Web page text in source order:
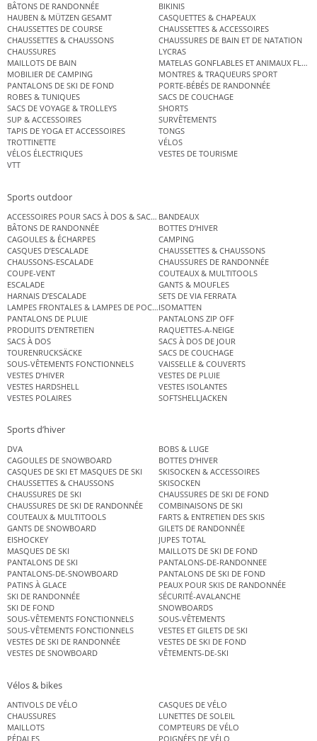
BÂTONS DE RANDONNÉE
BIKINIS
HAUBEN & MÜTZEN GESAMT
CASQUETTES & CHAPEAUX
CHAUSSETTES DE COURSE
CHAUSSETTES & ACCESSOIRES
CHAUSSETTES & CHAUSSONS
CHAUSSURES DE BAIN ET DE NATATION
CHAUSSURES
LYCRAS
MAILLOTS DE BAIN
MATELAS GONFLABLES ET ANIMAUX
MOBILIER DE CAMPING
MONTRES & TRAQUEURS SPORT
PANTALONS DE SKI DE FOND
PORTE-BÉBÉS DE RANDONNÉE
ROBES & TUNIQUES
SACS DE COUCHAGE
SACS DE VOYAGE & TROLLEYS
SHORTS
SUP & ACCESSOIRES
SURVÊTEMENTS
TAPIS DE YOGA ET ACCESSOIRES
TONGS
TROTTINETTE
VÉLOS
VÉLOS ÉLECTRIQUES
VESTES DE TOURISME
VTT
Sports outdoor
ACCESSOIRES POUR SACS À DOS & SACS ÉTANCHES
BANDEAUX
BÂTONS DE RANDONNÉE
BOTTES D’HIVER
CAGOULES & ÉCHARPES
CAMPING
CASQUES D’ESCALADE
CHAUSSETTES & CHAUSSONS
CHAUSSONS-ESCALADE
CHAUSSURES DE RANDONNÉE
COUPE-VENT
COUTEAUX & MULTITOOLS
ESCALADE
GANTS & MOUFLES
HARNAIS D’ESCALADE
SETS DE VIA FERRATA
LAMPES FRONTALES & LAMPES DE POCHEISOMATTEN
PANTALONS DE PLUIE
PANTALONS ZIP OFF
PRODUITS D’ENTRETIEN
RAQUETTES-A-NEIGE
SACS À DOS
SACS À DOS DE JOUR
TOURENRUCKSÄCKE
SACS DE COUCHAGE
SOUS-VÊTEMENTS FONCTIONNELS
VAISSELLE & COUVERTS
VESTES D’HIVER
VESTES DE PLUIE
VESTES HARDSHELL
VESTES ISOLANTES
VESTES POLAIRES
SOFTSHELLJACKEN
Sports d’hiver
DVA
BOBS & LUGE
CAGOULES DE SNOWBOARD
BOTTES D’HIVER
CASQUES DE SKI ET MASQUES DE SKI
SKISOCKEN & ACCESSOIRES
CHAUSSETTES & CHAUSSONS
SKISOCKEN
CHAUSSURES DE SKI
CHAUSSURES DE SKI DE FOND
CHAUSSURES DE SKI DE RANDONNÉE
COMBINAISONS DE SKI
COUTEAUX & MULTITOOLS
FARTS & ENTRETIEN DES SKIS
GANTS DE SNOWBOARD
GILETS DE RANDONNÉE
EISHOCKEY
JUPES TOTAL
MASQUES DE SKI
MAILLOTS DE SKI DE FOND
PANTALONS DE SKI
PANTALONS-DE-RANDONNEE
PANTALONS-DE-SNOWBOARD
PANTALONS DE SKI DE FOND
PATINS À GLACE
PEAUX POUR SKIS DE RANDONNÉE
SKI DE RANDONNÉE
SÉCURITÉ-AVALANCHE
SKI DE FOND
SNOWBOARDS
SOUS-VÊTEMENTS FONCTIONNELS
SOUS-VÊTEMENTS
SOUS-VÊTEMENTS FONCTIONNELS
VESTES ET GILETS DE SKI
VESTES DE SKI DE RANDONNÉE
VESTES DE SKI DE FOND
VESTES DE SNOWBOARD
VÊTEMENTS-DE-SKI
Vélos & bikes
ANTIVOLS DE VÉLO
CASQUES DE VÉLO
CHAUSSURES
LUNETTES DE SOLEIL
MAILLOTS
COMPTEURS DE VÉLO
PÉDALES
POIGNÉES DE VÉLO